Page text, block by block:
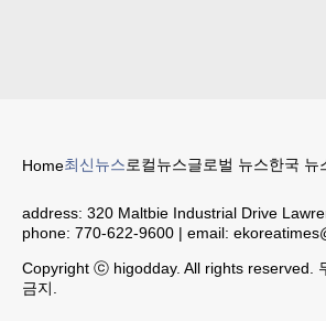
Home최신뉴스로컬뉴스글로벌 뉴스한국 뉴
address: 320 Maltbie Industrial Drive
phone: 770-622-9600 | email:
Copyright ⓒ higodday. All rights reserved.
금지.